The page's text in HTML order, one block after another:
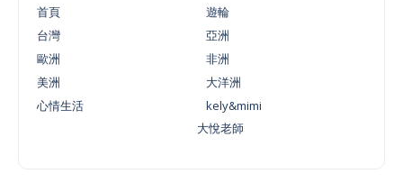
首頁
遊輪
台灣
亞洲
歐洲
非洲
美洲
大洋洲
心情生活
kely&mimi
大悅老師